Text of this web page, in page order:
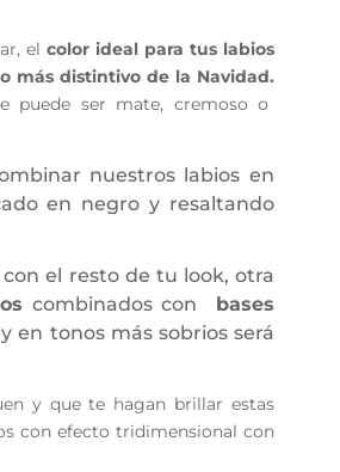
elcolor ideal para tus labios
más distintivo de la Navidad.
puede ser mate, cremoso o
nuestros labios en
en negro y resaltando
el resto de tu look, otra
combinados con
bases
en tonos más sobrios será
y que te hagan brillar estas
con efecto tridimensional con